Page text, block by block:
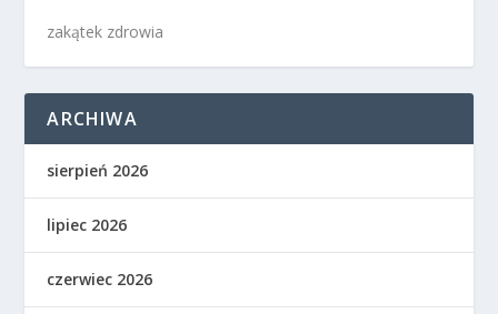
zakątek zdrowia
ARCHIWA
sierpień 2026
lipiec 2026
czerwiec 2026